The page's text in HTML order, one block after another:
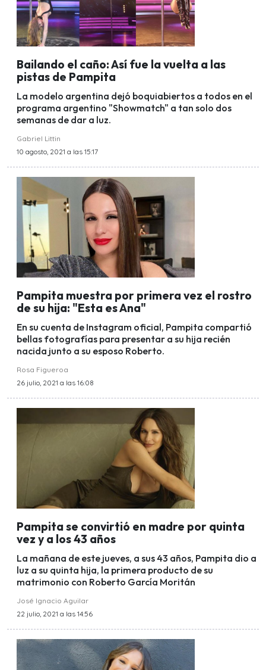
Bailando el caño: Así fue la vuelta a las
pistas de Pampita
La modelo argentina dejó boquiabiertos a todos en el
programa argentino "Showmatch" a tan solo dos
semanas de dar a luz.
Gabriel Littin
10 agosto, 2021 a las 15:17
Pampita muestra por primera vez el rostro
de su hija: "Esta es Ana"
En su cuenta de Instagram oficial, Pampita compartió
bellas fotografías para presentar a su hija recién
nacida junto a su esposo Roberto.
Rosa Figueroa
26 julio, 2021 a las 16:08
Pampita se convirtió en madre por quinta
vez y a los 43 años
La mañana de este jueves, a sus 43 años, Pampita dio a
luz a su quinta hija, la primera producto de su
matrimonio con Roberto García Moritán
José Ignacio Aguilar
22 julio, 2021 a las 14:56